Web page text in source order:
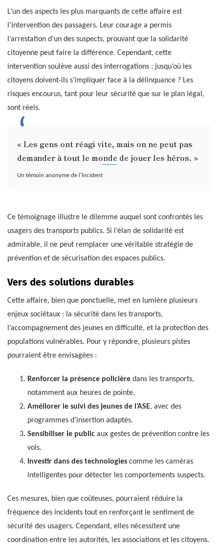
L’un des aspects les plus marquants de cette affaire est
l’intervention des passagers. Leur courage a permis
l’arrestation d’un des suspects, prouvant que la solidarité
citoyenne peut faire la différence. Cependant, cette
intervention soulève aussi des interrogations : jusqu’où les
citoyens doivent-ils s’impliquer face à la délinquance ? Les
risques encourus, tant pour leur sécurité que sur le plan légal,
sont réels.
« Les gens ont réagi vite, mais on ne peut pas
demander à tout le monde de jouer les héros. »
Un témoin anonyme de l’incident
Ce témoignage illustre le dilemme auquel sont confrontés les
usagers des transports publics. Si l’élan de solidarité est
admirable, il ne peut remplacer une véritable stratégie de
prévention et de sécurisation des espaces publics.
Vers des solutions durables
Cette affaire, bien que ponctuelle, met en lumière plusieurs
enjeux sociétaux : la sécurité dans les transports,
l’accompagnement des jeunes en difficulté, et la protection des
populations vulnérables. Pour y répondre, plusieurs pistes
pourraient être envisagées :
Renforcer la présence policièredans les transports,
notamment aux heures de pointe.
Améliorer le suivi des jeunes de l’ASE, avec des
programmes d’insertion adaptés.
Sensibiliser le publicaux gestes de prévention contre les
vols.
Investir dans des technologiescomme les caméras
intelligentes pour détecter les comportements suspects.
Ces mesures, bien que coûteuses, pourraient réduire la
fréquence des incidents tout en renforçant le sentiment de
sécurité des usagers. Cependant, elles nécessitent une
coordination entre les autorités, les associations et les citoyens.